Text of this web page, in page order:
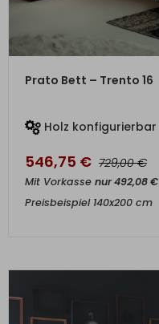
Prato Bett – Trento 16
Holz konfigurierbar
546,75 € 729,00€
Mit Vorkasse nur492,08€
Preisbeispiel 140x200 cm